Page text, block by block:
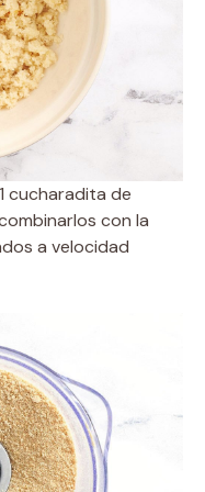
cucharadita de
con la
a velocidad